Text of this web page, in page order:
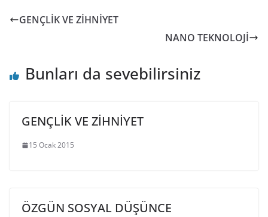
GENÇLİK VE ZİHNİYET
NANO TEKNOLOJİ
Bunları da sevebilirsiniz
GENÇLİK VE ZİHNİYET
15 Ocak 2015
ÖZGÜN SOSYAL DÜŞÜNCE